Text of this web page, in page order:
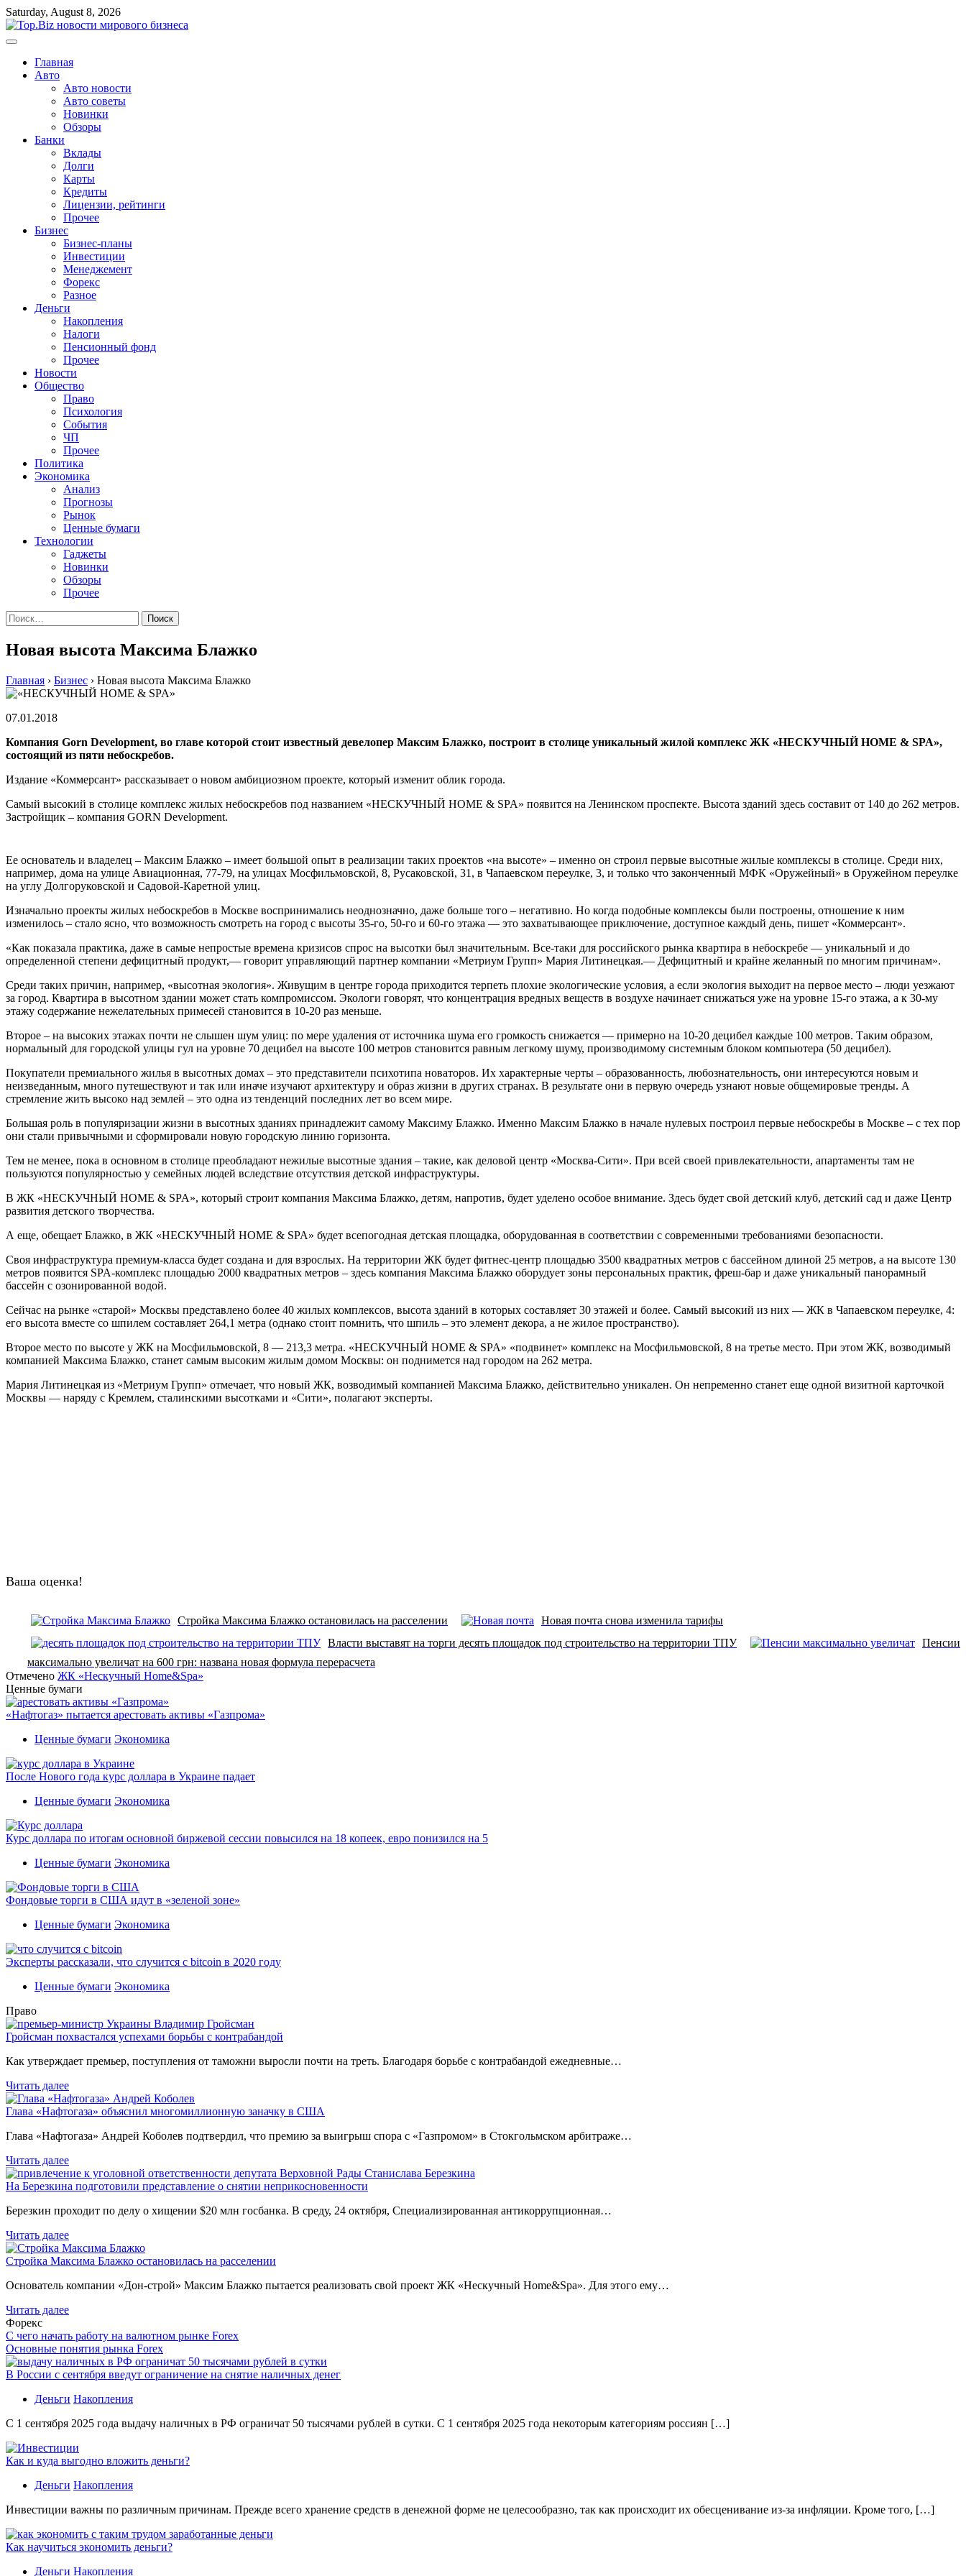
Перейти
к
содержимому
Saturday, August 8, 2026
Главная
Авто
Авто новости
Авто советы
Новинки
Обзоры
Банки
Вклады
Долги
Карты
Кредиты
Лицензии, рейтинги
Прочее
Бизнес
Бизнес-планы
Инвестиции
Менеджемент
Форекс
Разное
Деньги
Накопления
Налоги
Пенсионный фонд
Прочее
Новости
Общество
Право
Психология
События
ЧП
Прочее
Политика
Экономика
Анализ
Прогнозы
Рынок
Ценные бумаги
Технологии
Гаджеты
Новинки
Обзоры
Прочее
Найти:
Новая высота Максима Блажко
Главная › Бизнес › Новая высота Максима Блажко
07.01.2018
Компания Gorn Development, во главе которой стоит известный девелопер Максим Блажко, построит в столице уникальный жилой комплекс ЖК «НЕСКУЧНЫЙ HOME & SPA»,
состоящий из пяти небоскребов.
Издание «Коммерсант» рассказывает о новом амбициозном проекте, который изменит облик города.
Самый высокий в столице комплекс жилых небоскребов под названием «НЕСКУЧНЫЙ HOME & SPA» появится на Ленинском проспекте. Высота зданий здесь составит от 140 до 262 метров.
Застройщик – компания GORN Development.
Ее основатель и владелец – Максим Блажко – имеет большой опыт в реализации таких проектов «на высоте» – именно он строил первые высотные жилые комплексы в столице. Среди них,
например, дома на улице Авиационная, 77-79, на улицах Мосфильмовской, 8, Русаковской, 31, в Чапаевском переулке, 3, и только что законченный МФК «Оружейный» в Оружейном переулке
на углу Долгоруковской и Садовой-Каретной улиц.
Изначально проекты жилых небоскребов в Москве воспринимались неоднозначно, даже больше того – негативно. Но когда подобные комплексы были построены, отношение к ним
изменилось – стало ясно, что возможность смотреть на город с высоты 35-го, 50-го и 60-го этажа — это захватывающее приключение, доступное каждый день, пишет «Коммерсант».
«Как показала практика, даже в самые непростые времена кризисов спрос на высотки был значительным. Все-таки для российского рынка квартира в небоскребе — уникальный и до
определенной степени дефицитный продукт,— говорит управляющий партнер компании «Метриум Групп» Мария Литинецкая.— Дефицитный и крайне желанный по многим причинам».
Среди таких причин, например, «высотная экология». Живущим в центре города приходится терпеть плохие экологические условия, а если экология выходит на первое место – люди уезжают
за город. Квартира в высотном здании может стать компромиссом. Экологи говорят, что концентрация вредных веществ в воздухе начинает снижаться уже на уровне 15-го этажа, а к 30-му
этажу содержание нежелательных примесей становится в 10-20 раз меньше.
Второе – на высоких этажах почти не слышен шум улиц: по мере удаления от источника шума его громкость снижается — примерно на 10-20 децибел каждые 100 метров. Таким образом,
нормальный для городской улицы гул на уровне 70 децибел на высоте 100 метров становится равным легкому шуму, производимому системным блоком компьютера (50 децибел).
Покупатели премиального жилья в высотных домах – это представители психотипа новаторов. Их характерные черты – образованность, любознательность, они интересуются новым и
неизведанным, много путешествуют и так или иначе изучают архитектуру и образ жизни в других странах. В результате они в первую очередь узнают новые общемировые тренды. А
стремление жить высоко над землей – это одна из тенденций последних лет во всем мире.
Большая роль в популяризации жизни в высотных зданиях принадлежит самому Максиму Блажко. Именно Максим Блажко в начале нулевых построил первые небоскребы в Москве – с тех пор
они стали привычными и сформировали новую городскую линию горизонта.
Тем не менее, пока в основном в столице преобладают нежилые высотные здания – такие, как деловой центр «Москва-Сити». При всей своей привлекательности, апартаменты там не
пользуются популярностью у семейных людей вследствие отсутствия детской инфраструктуры.
В ЖК «НЕСКУЧНЫЙ HOME & SPA», который строит компания Максима Блажко, детям, напротив, будет уделено особое внимание. Здесь будет свой детский клуб, детский сад и даже Центр
развития детского творчества.
А еще, обещает Блажко, в ЖК «НЕСКУЧНЫЙ HOME & SPA» будет всепогодная детская площадка, оборудованная в соответствии с современными требованиями безопасности.
Своя инфраструктура премиум-класса будет создана и для взрослых. На территории ЖК будет фитнес-центр площадью 3500 квадратных метров с бассейном длиной 25 метров, а на высоте 130
метров появится SPA-комплекс площадью 2000 квадратных метров – здесь компания Максима Блажко оборудует зоны персональных практик, фреш-бар и даже уникальный панорамный
бассейн с озонированной водой.
Сейчас на рынке «старой» Москвы представлено более 40 жилых комплексов, высота зданий в которых составляет 30 этажей и более. Самый высокий из них — ЖК в Чапаевском переулке, 4:
его высота вместе со шпилем составляет 264,1 метра (однако стоит помнить, что шпиль – это элемент декора, а не жилое пространство).
Второе место по высоте у ЖК на Мосфильмовской, 8 — 213,3 метра. «НЕСКУЧНЫЙ HOME & SPA» «подвинет» комплекс на Мосфильмовской, 8 на третье место. При этом ЖК, возводимый
компанией Максима Блажко, станет самым высоким жилым домом Москвы: он поднимется над городом на 262 метра.
Мария Литинецкая из «Метриум Групп» отмечает, что новый ЖК, возводимый компанией Максима Блажко, действительно уникален. Он непременно станет еще одной визитной карточкой
Москвы — наряду с Кремлем, сталинскими высотками и «Сити», полагают эксперты.
Ваша оценка!
Стройка Максима Блажко остановилась на расселении
Новая почта снова изменила тарифы
Власти выставят на торги десять площадок под строительство на территории ТПУ
Пенсии
максимально увеличат на 600 грн: названа новая формула перерасчета
Отмечено ЖК «Нескучный Home&Spa»
Ценные бумаги
«Нафтогаз» пытается арестовать активы «Газпрома»
Ценные бумаги Экономика
После Нового года курс доллара в Украине падает
Ценные бумаги Экономика
Курс доллара по итогам основной биржевой сессии повысился на 18 копеек, евро понизился на 5
Ценные бумаги Экономика
Фондовые торги в США идут в «зеленой зоне»
Ценные бумаги Экономика
Эксперты рассказали, что случится с bitcoin в 2020 году
Ценные бумаги Экономика
Право
Гройсман похвастался успехами борьбы с контрабандой
Как утверждает премьер, поступления от таможни выросли почти на треть. Благодаря борьбе с контрабандой ежедневные…
Читать далее
Глава «Нафтогаза» объяснил многомиллионную заначку в США
Глава «Нафтогаза» Андрей Коболев подтвердил, что премию за выигрыш спора с «Газпромом» в Стокгольмском арбитраже…
Читать далее
На Березкина подготовили представление о снятии неприкосновенности
Березкин проходит по делу о хищении $20 млн госбанка. В среду, 24 октября, Специализированная антикоррупционная…
Читать далее
Стройка Максима Блажко остановилась на расселении
Основатель компании «Дон-строй» Максим Блажко пытается реализовать свой проект ЖК «Нескучный Home&Spa». Для этого ему…
Читать далее
Форекс
С чего начать работу на валютном рынке Forex
Основные понятия рынка Forex
В России с сентября введут ограничение на снятие наличных денег
Деньги Накопления
С 1 сентября 2025 года выдачу наличных в РФ ограничат 50 тысячами рублей в сутки. С 1 сентября 2025 года некоторым категориям россиян […]
Как и куда выгодно вложить деньги?
Деньги Накопления
Инвестиции важны по различным причинам. Прежде всего хранение средств в денежной форме не целесообразно, так как происходит их обесценивание из-за инфляции. Кроме того, […]
Как научиться экономить деньги?
Деньги Накопления